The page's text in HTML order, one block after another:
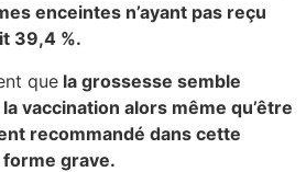
enceintes n’ayant pas reçu
39,4 %.
que la grossesse semble
vaccination alors même qu’être
recommandé dans cette
grave.